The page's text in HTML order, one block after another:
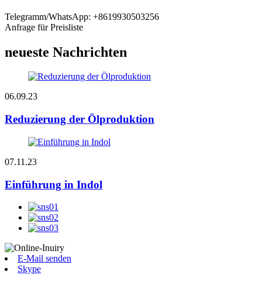
Telegramm/WhatsApp: +8619930503256
Anfrage für Preisliste
neueste Nachrichten
06.09.23
Reduzierung der Ölproduktion
07.11.23
Einführung in Indol
E-Mail senden
Skype